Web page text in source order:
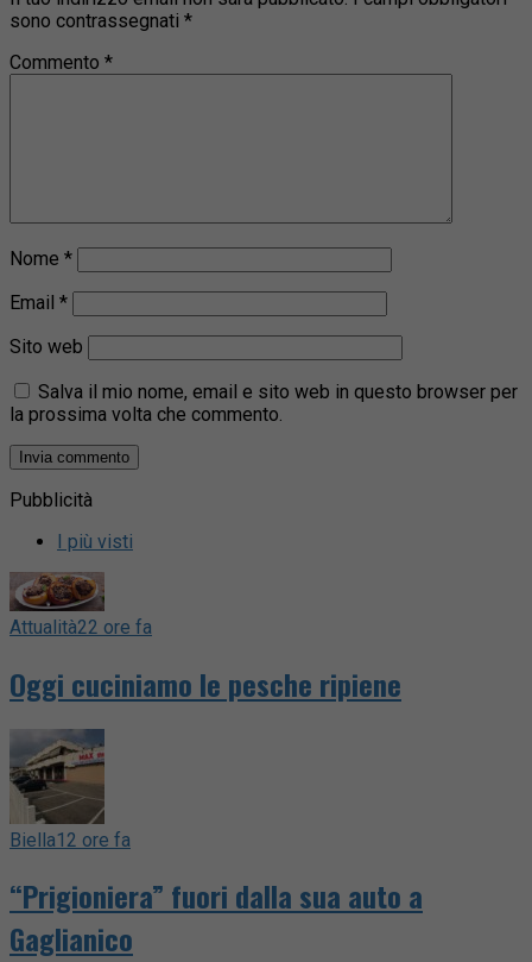
sono contrassegnati *
Commento *
Nome *
Email *
Sito web
Salva il mio nome, email e sito web in questo browser per
la prossima volta che commento.
Pubblicità
I più visti
Attualità22 ore fa
Oggi cuciniamo le pesche ripiene
Biella12 ore fa
“Prigioniera” fuori dalla sua auto a
Gaglianico